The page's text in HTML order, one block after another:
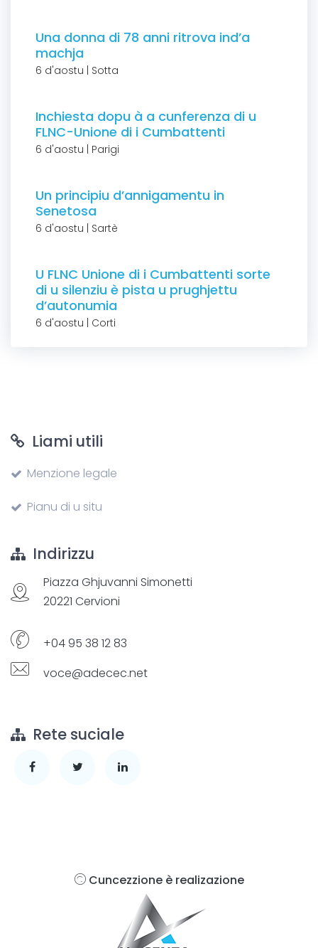
Una donna di 78 anni ritrova ind’a
machja
6 d'aostu | Sotta
Inchiesta dopu à a cunferenza di u
FLNC-Unione di i Cumbattenti
6 d'aostu | Parigi
Un principiu d’annigamentu in
Senetosa
6 d'aostu | Sartè
U FLNC Unione di i Cumbattenti sorte
di u silenziu è pista u prughjettu
d’autonumia
6 d'aostu | Corti
Liami utili
Menzione legale
Pianu di u situ
Indirizzu
Piazza Ghjuvanni Simonetti
20221 Cervioni
+04 95 38 12 83
voce@adecec.net
Rete suciale
Cuncezzione è realizazione